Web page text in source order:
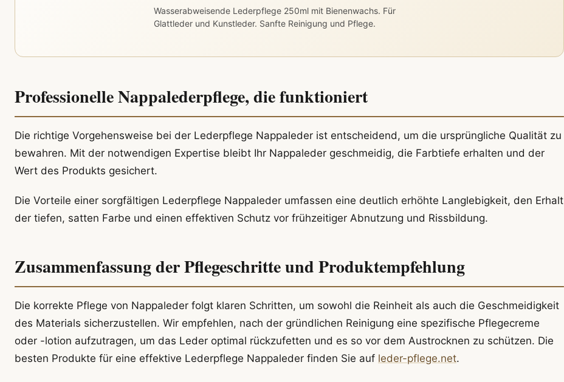
Wasserabweisende Lederpflege 250ml mit Bienenwachs. Für
Glattleder und Kunstleder. Sanfte Reinigung und Pflege.
Professionelle Nappalederpflege, die funktioniert
Die richtige Vorgehensweise bei der Lederpflege Nappaleder ist entscheidend, um die ursprüngliche Qualität zu
bewahren. Mit der notwendigen Expertise bleibt Ihr Nappaleder geschmeidig, die Farbtiefe erhalten und der
Wert des Produkts gesichert.
Die Vorteile einer sorgfältigen Lederpflege Nappaleder umfassen eine deutlich erhöhte Langlebigkeit, den Erhalt
der tiefen, satten Farbe und einen effektiven Schutz vor frühzeitiger Abnutzung und Rissbildung.
Zusammenfassung der Pflegeschritte und Produktempfehlung
Die korrekte Pflege von Nappaleder folgt klaren Schritten, um sowohl die Reinheit als auch die Geschmeidigkeit
des Materials sicherzustellen. Wir empfehlen, nach der gründlichen Reinigung eine spezifische Pflegecreme
oder -lotion aufzutragen, um das Leder optimal rückzufetten und es so vor dem Austrocknen zu schützen. Die
besten Produkte für eine effektive Lederpflege Nappaleder finden Sie auf leder-pflege.net.